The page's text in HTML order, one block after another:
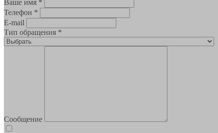
Ваше имя *
Телефон *
E-mail
Тип обращения *
Сообщение